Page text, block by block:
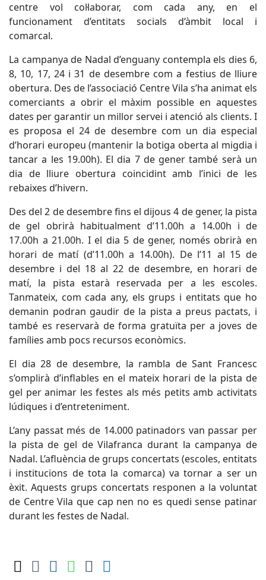
centre vol col·laborar, com cada any, en el
funcionament d’entitats socials d’àmbit local i
comarcal.
La campanya de Nadal d’enguany contempla els dies 6,
8, 10, 17, 24 i 31 de desembre com a festius de lliure
obertura. Des de l’associació Centre Vila s’ha animat els
comerciants a obrir el màxim possible en aquestes
dates per garantir un millor servei i atenció als clients. I
es proposa el 24 de desembre com un dia especial
d’horari europeu (mantenir la botiga oberta al migdia i
tancar a les 19.00h). El dia 7 de gener també serà un
dia de lliure obertura coincidint amb l’inici de les
rebaixes d’hivern.
Des del 2 de desembre fins el dijous 4 de gener, la pista
de gel obrirà habitualment d’11.00h a 14.00h i de
17.00h a 21.00h. I el dia 5 de gener, només obrirà en
horari de matí (d’11.00h a 14.00h). De l’11 al 15 de
desembre i del 18 al 22 de desembre, en horari de
matí, la pista estarà reservada per a les escoles.
Tanmateix, com cada any, els grups i entitats que ho
demanin podran gaudir de la pista a preus pactats, i
també es reservarà de forma gratuïta per a joves de
famílies amb pocs recursos econòmics.
El dia 28 de desembre, la rambla de Sant Francesc
s’omplirà d’inflables en el mateix horari de la pista de
gel per animar les festes als més petits amb activitats
lúdiques i d’entreteniment.
L’any passat més de 14.000 patinadors van passar per
la pista de gel de Vilafranca durant la campanya de
Nadal. L’afluència de grups concertats (escoles, entitats
i institucions de tota la comarca) va tornar a ser un
èxit. Aquests grups concertats responen a la voluntat
de Centre Vila que cap nen no es quedi sense patinar
durant les festes de Nadal.